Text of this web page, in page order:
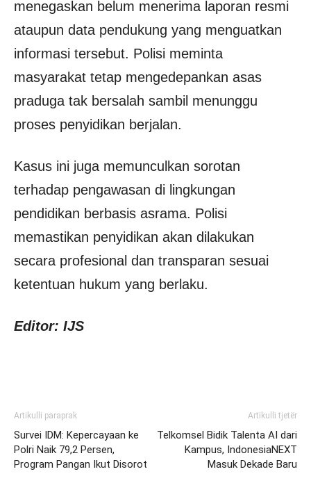
menegaskan belum menerima laporan resmi
ataupun data pendukung yang menguatkan
informasi tersebut. Polisi meminta
masyarakat tetap mengedepankan asas
praduga tak bersalah sambil menunggu
proses penyidikan berjalan.
Kasus ini juga memunculkan sorotan
terhadap pengawasan di lingkungan
pendidikan berbasis asrama. Polisi
memastikan penyidikan akan dilakukan
secara profesional dan transparan sesuai
ketentuan hukum yang berlaku.
Editor: IJS
Artikulli paraprak
Survei IDM: Kepercayaan ke
Polri Naik 79,2 Persen,
Program Pangan Ikut Disorot
Artikulli tjetër
Telkomsel Bidik Talenta AI dari
Kampus, IndonesiaNEXT
Masuk Dekade Baru